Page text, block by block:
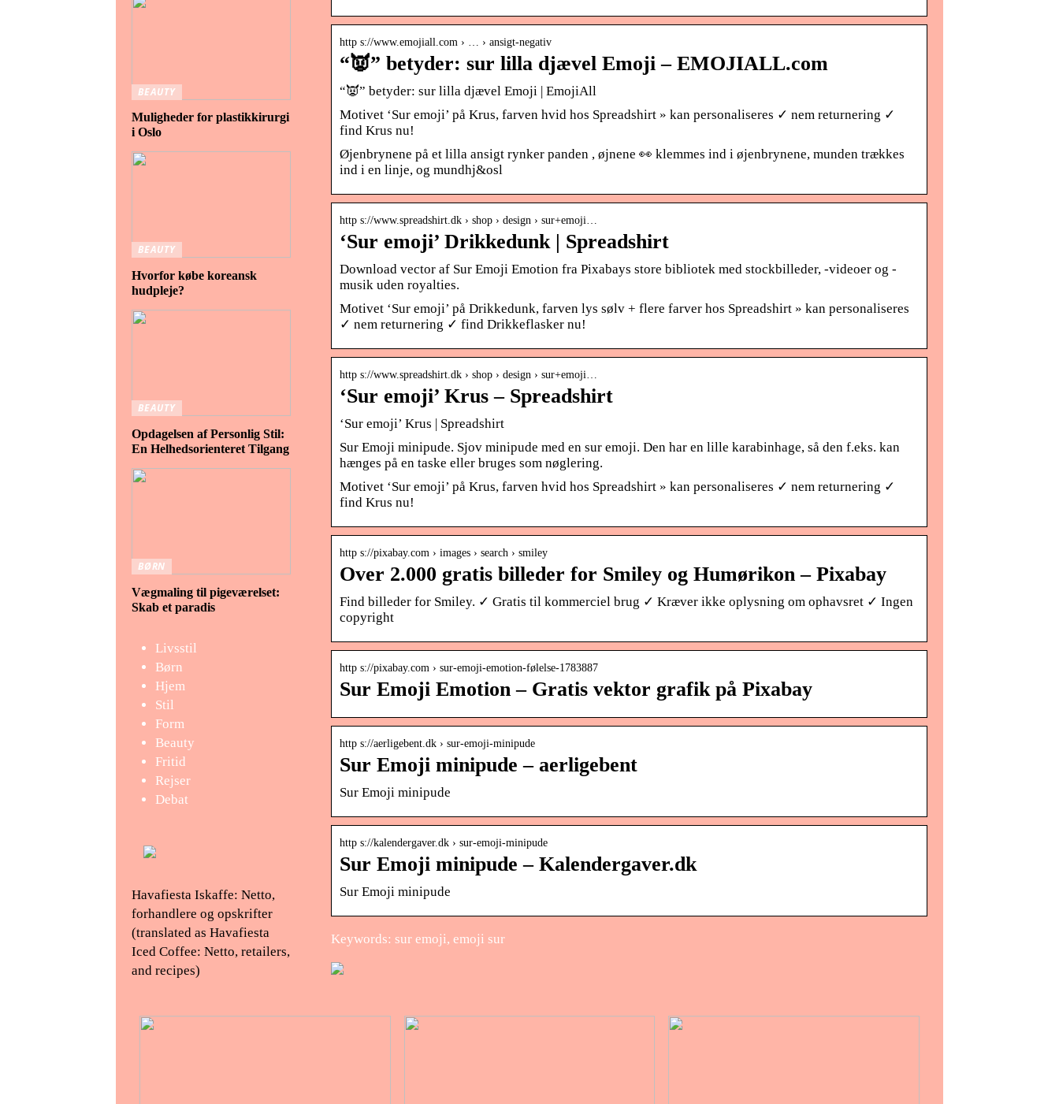
http s://www.emojiall.com › … › ansigt-negativ
“👿” betyder: sur lilla djævel Emoji – EMOJIALL.com
“👿” betyder: sur lilla djævel Emoji | EmojiAll
Motivet ‘Sur emoji’ på Krus, farven hvid hos Spreadshirt » kan personaliseres ✓ nem returnering ✓
find Krus nu!
Øjenbrynene på et lilla ansigt rynker panden , øjnene 👀 klemmes ind i øjenbrynene, munden trækkes
ind i en linje, og mundhj&osl
http s://www.spreadshirt.dk › shop › design › sur+emoji…
‘Sur emoji’ Drikkedunk | Spreadshirt
Download vector af Sur Emoji Emotion fra Pixabays store bibliotek med stockbilleder, -videoer og -
musik uden royalties.
Motivet ‘Sur emoji’ på Drikkedunk, farven lys sølv + flere farver hos Spreadshirt » kan personaliseres
✓ nem returnering ✓ find Drikkeflasker nu!
http s://www.spreadshirt.dk › shop › design › sur+emoji…
‘Sur emoji’ Krus – Spreadshirt
‘Sur emoji’ Krus | Spreadshirt
Sur Emoji minipude. Sjov minipude med en sur emoji. Den har en lille karabinhage, så den f.eks. kan
hænges på en taske eller bruges som nøglering.
Motivet ‘Sur emoji’ på Krus, farven hvid hos Spreadshirt » kan personaliseres ✓ nem returnering ✓
find Krus nu!
http s://pixabay.com › images › search › smiley
Over 2.000 gratis billeder for Smiley og Humørikon – Pixabay
Find billeder for Smiley. ✓ Gratis til kommerciel brug ✓ Kræver ikke oplysning om ophavsret ✓ Ingen
copyright
http s://pixabay.com › sur-emoji-emotion-følelse-1783887
Sur Emoji Emotion – Gratis vektor grafik på Pixabay
http s://aerligebent.dk › sur-emoji-minipude
Sur Emoji minipude – aerligebent
Sur Emoji minipude
http s://kalendergaver.dk › sur-emoji-minipude
Sur Emoji minipude – Kalendergaver.dk
Sur Emoji minipude
Keywords: sur emoji, emoji sur
BEAUTY
Muligheder for plastikkirurgi
i Oslo
BEAUTY
Hvorfor købe koreansk
hudpleje?
BEAUTY
Opdagelsen af Personlig Stil:
En Helhedsorienteret Tilgang
BØRN
Vægmaling til pigeværelset:
Skab et paradis
Livsstil
Børn
Hjem
Stil
Form
Beauty
Fritid
Rejser
Debat
Havafiesta Iskaffe: Netto,
forhandlere og opskrifter
(translated as Havafiesta
Iced Coffee: Netto, retailers,
and recipes)